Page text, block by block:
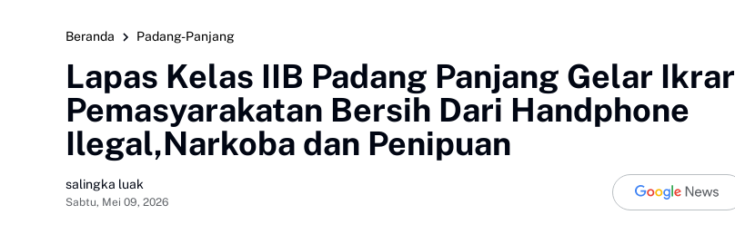
Beranda Padang-Panjang
Lapas Kelas IIB Padang Panjang Gelar Ikrar
Pemasyarakatan Bersih Dari Handphone
Ilegal,Narkoba dan Penipuan
salingka luak
Sabtu, Mei 09, 2026